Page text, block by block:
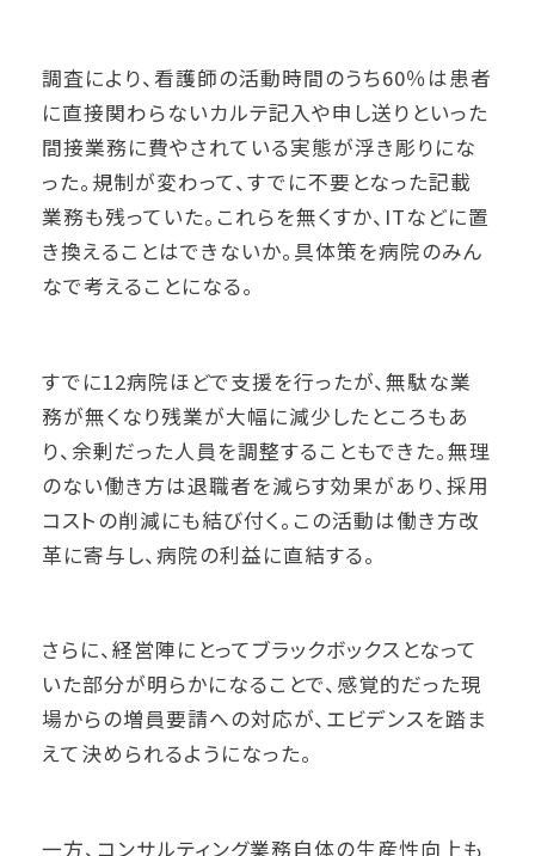
調査により、看護師の活動時間のうち60％は患者
に直接関わらないカルテ記入や申し送りといった
間接業務に費やされている実態が浮き彫りにな
った。規制が変わって、すでに不要となった記載
業務も残っていた。これらを無くすか、ITなどに置
き換えることはできないか。具体策を病院のみん
なで考えることになる。
すでに12病院ほどで支援を行ったが、無駄な業
務が無くなり残業が大幅に減少したところもあ
り、余剰だった人員を調整することもできた。無理
のない働き方は退職者を減らす効果があり、採用
コストの削減にも結び付く。この活動は働き方改
革に寄与し、病院の利益に直結する。
さらに、経営陣にとってブラックボックスとなって
いた部分が明らかになることで、感覚的だった現
場からの増員要請への対応が、エビデンスを踏ま
えて決められるようになった。
一方、コンサルティング業務自体の生産性向上も